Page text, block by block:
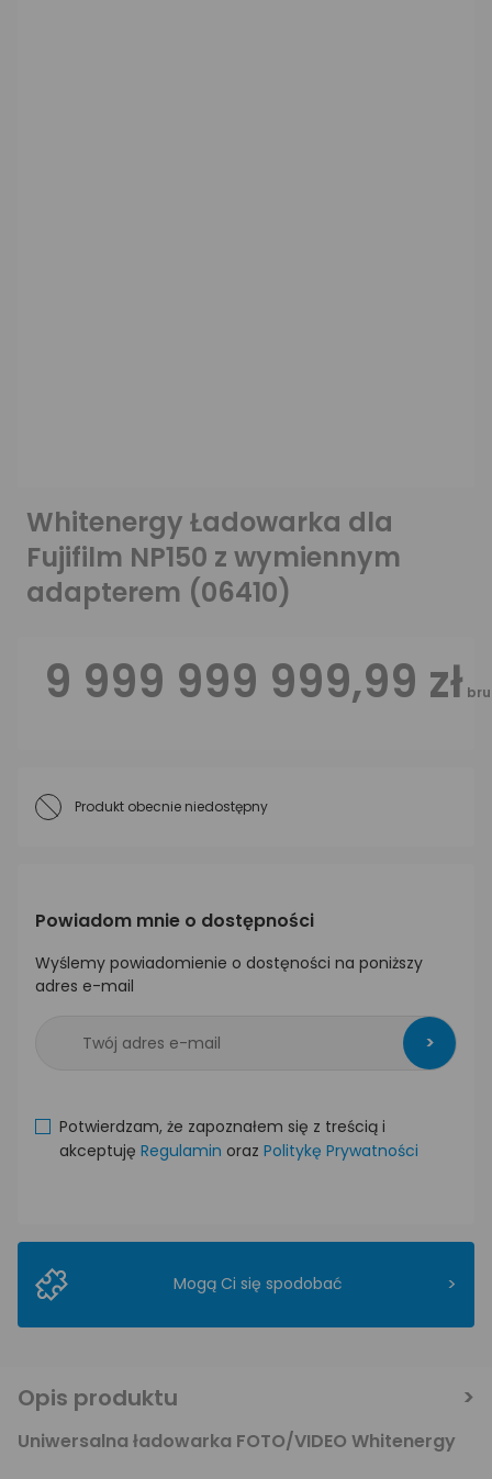
Whitenergy Ładowarka dla
Fujifilm NP150 z wymiennym
adapterem (06410)
9 999 999 999,99 zł
Produkt obecnie niedostępny
Powiadom mnie o dostępności
Wyślemy powiadomienie o dostęności na poniższy
adres e-mail
>
Potwierdzam, że zapoznałem się z treścią i
akceptuję Regulamin oraz Politykę Prywatności
Mogą Ci się spodobać >
Opis produktu
Uniwersalna ładowarka FOTO/VIDEO Whitenergy